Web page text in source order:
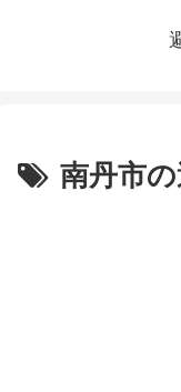
南丹市